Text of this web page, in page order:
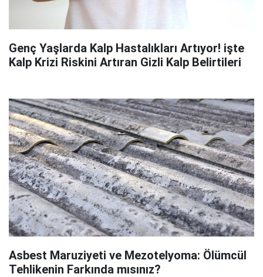
Genç Yaşlarda Kalp Hastalıkları Artıyor! işte
Kalp Krizi Riskini Artıran Gizli Kalp Belirtileri
Asbest Maruziyeti ve Mezotelyoma: Ölümcül
Tehlikenin Farkında mısınız?